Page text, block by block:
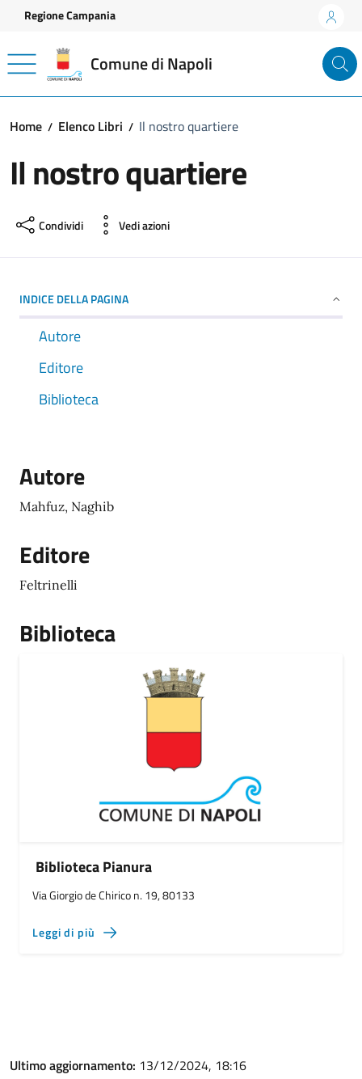
Vai ai contenuti
Vai al footer
Regione Campania
Comune di Napoli
Home Elenco Libri Il nostro quartiere
Il nostro quartiere
Condividi Vedi azioni
INDICE DELLA PAGINA
Autore
Editore
Biblioteca
Autore
Mahfuz, Naghib
Editore
Feltrinelli
Biblioteca
Biblioteca Pianura
Via Giorgio de Chirico n. 19, 80133
Leggi di più
Ultimo aggiornamento: 13/12/2024, 18:16